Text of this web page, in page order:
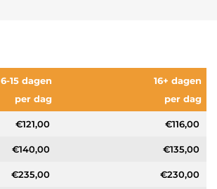
6-15 dagen
per dag
16+ dagen
per dag
€121,00 €116,00
€140,00 €135,00
€235,00 €230,00